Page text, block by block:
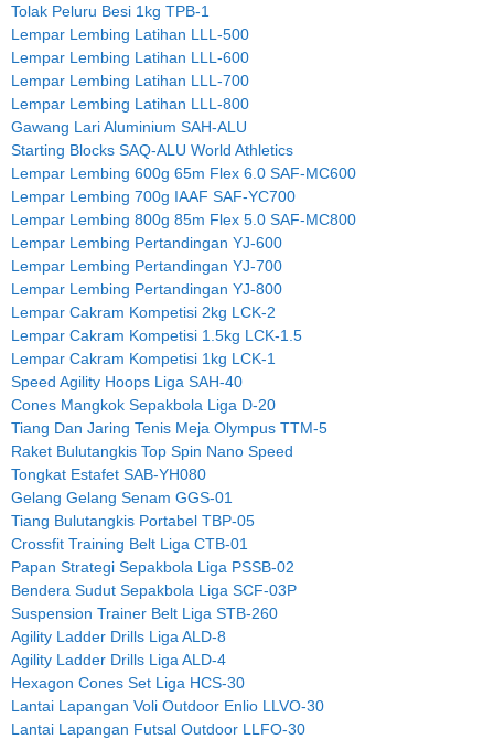
Tolak Peluru Besi 1kg TPB-1
Lempar Lembing Latihan LLL-500
Lempar Lembing Latihan LLL-600
Lempar Lembing Latihan LLL-700
Lempar Lembing Latihan LLL-800
Gawang Lari Aluminium SAH-ALU
Starting Blocks SAQ-ALU World Athletics
Lempar Lembing 600g 65m Flex 6.0 SAF-MC600
Lempar Lembing 700g IAAF SAF-YC700
Lempar Lembing 800g 85m Flex 5.0 SAF-MC800
Lempar Lembing Pertandingan YJ-600
Lempar Lembing Pertandingan YJ-700
Lempar Lembing Pertandingan YJ-800
Lempar Cakram Kompetisi 2kg LCK-2
Lempar Cakram Kompetisi 1.5kg LCK-1.5
Lempar Cakram Kompetisi 1kg LCK-1
Speed Agility Hoops Liga SAH-40
Cones Mangkok Sepakbola Liga D-20
Tiang Dan Jaring Tenis Meja Olympus TTM-5
Raket Bulutangkis Top Spin Nano Speed
Tongkat Estafet SAB-YH080
Gelang Gelang Senam GGS-01
Tiang Bulutangkis Portabel TBP-05
Crossfit Training Belt Liga CTB-01
Papan Strategi Sepakbola Liga PSSB-02
Bendera Sudut Sepakbola Liga SCF-03P
Suspension Trainer Belt Liga STB-260
Agility Ladder Drills Liga ALD-8
Agility Ladder Drills Liga ALD-4
Hexagon Cones Set Liga HCS-30
Lantai Lapangan Voli Outdoor Enlio LLVO-30
Lantai Lapangan Futsal Outdoor LLFO-30